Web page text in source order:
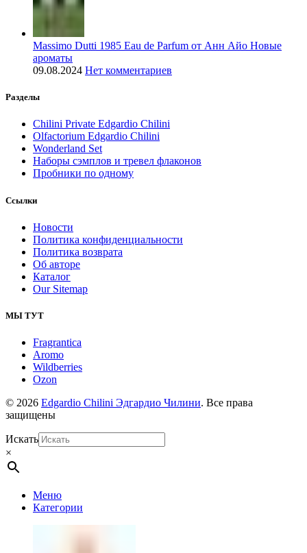
Massimo Dutti 1985 Eau de Parfum от Анн Айо Новые
ароматы
09.08.2024 Нет комментариев
Разделы
Chilini Private Edgardio Chilini
Olfactorium Edgardio Chilini
Wonderland Set
Наборы сэмплов и тревел флаконов
Пробники по одному
Ссылки
Новости
Политика конфиденциальности
Политика возврата
Об авторе
Каталог
Our Sitemap
МЫ ТУТ
Fragrantica
Aromo
Wildberries
Ozon
© 2026 Edgardio Chilini Эдгардио Чилини. Все права
защищены
Искать
×
Меню
Категории